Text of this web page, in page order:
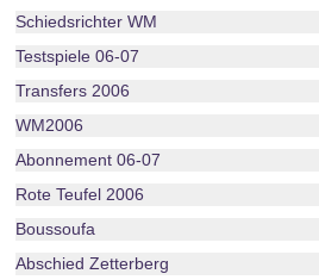
Schiedsrichter WM
Testspiele 06-07
Transfers 2006
WM2006
Abonnement 06-07
Rote Teufel 2006
Boussoufa
Abschied Zetterberg